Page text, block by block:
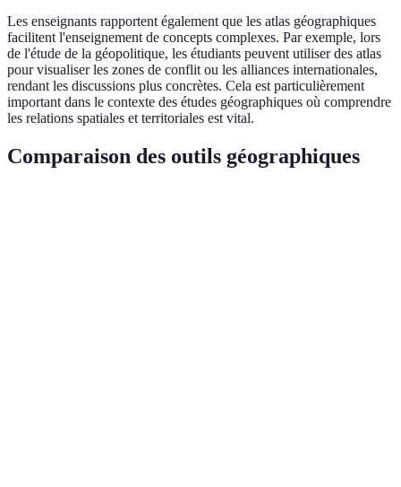
Les enseignants rapportent également que les atlas géographiques
facilitent l'enseignement de concepts complexes. Par exemple, lors
de l'étude de la géopolitique, les étudiants peuvent utiliser des atlas
pour visualiser les zones de conflit ou les alliances internationales,
rendant les discussions plus concrètes. Cela est particulièrement
important dans le contexte des études géographiques où comprendre
les relations spatiales et territoriales est vital.
Comparaison des outils géographiques